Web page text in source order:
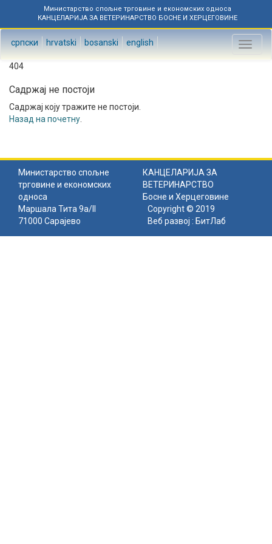
Министарство спољне трговине и економских односа
КАНЦЕЛАРИЈА ЗА ВЕТЕРИНАРСТВО БОСНЕ И ХЕРЦЕГОВИНЕ
српски hrvatski bosanski english
Toggle
404
Садржај не постоји
Садржај коју тражите не постоји.
Назад на почетну
Министарство спољне
трговине и економских
односа
КАНЦЕЛАРИЈА ЗА
ВЕТЕРИНАРСТВО
Босне и Херцеговине
Маршала Тита 9а/II
71000 Сарајево
Copyright © 2019
Веб развој : БитЛаб